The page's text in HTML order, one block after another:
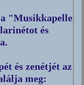
"Musikkapelle
és
és zenétjét az
meg: